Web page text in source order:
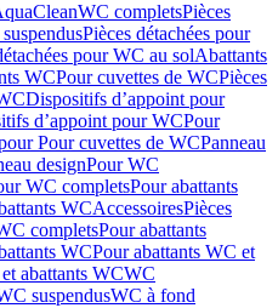
WC completsPièces
Pièces détachées pour
pour WC au solAbattants
WCPour cuvettes de WCPièces
Dispositifs d’appoint pour
d’appoint pour WCPour
Pour cuvettes de WCPanneau
designPour WC
WC completsPour abattants
WCAccessoiresPièces
completsPour abattants
WCPour abattants WC et
abattants WCWC
suspendusWC à fond